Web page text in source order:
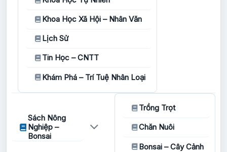
Khoa Học Xã Hội – Nhân Văn
Lịch Sử
Tin Học – CNTT
Khám Phá – Trí Tuệ Nhân Loại
Sách Nông
Nghiệp –
Bonsai
Trồng Trọt
Chăn Nuôi
Bonsai – Cây Cảnh